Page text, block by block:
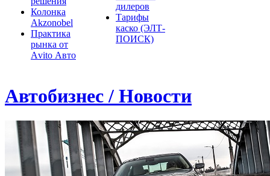
Колонка
Akzonobel
Практика
рынка от
Аvito Авто
дилеров
Тарифы
каско (ЭЛТ-
ПОИСК)
Автобизнес / Новости